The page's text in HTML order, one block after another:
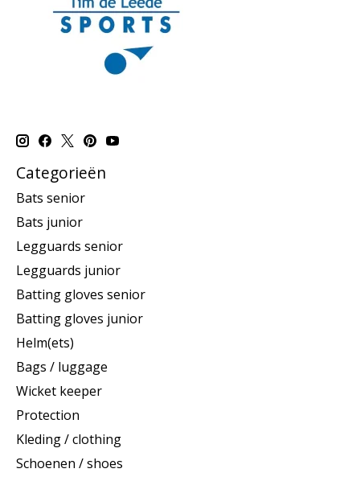
Categorieën
Bats senior
Bats junior
Legguards senior
Legguards junior
Batting gloves senior
Batting gloves junior
Helm(ets)
Bags / luggage
Wicket keeper
Protection
Kleding / clothing
Schoenen / shoes